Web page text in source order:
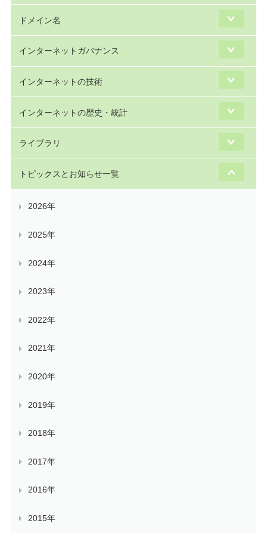
ドメイン名
インターネットガバナンス
インターネットの技術
インターネットの歴史・統計
ライブラリ
トピックスとお知らせ一覧
2026年
2025年
2024年
2023年
2022年
2021年
2020年
2019年
2018年
2017年
2016年
2015年